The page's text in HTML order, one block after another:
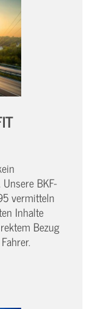
BKF-
vermitteln
Inhalte
Bezug